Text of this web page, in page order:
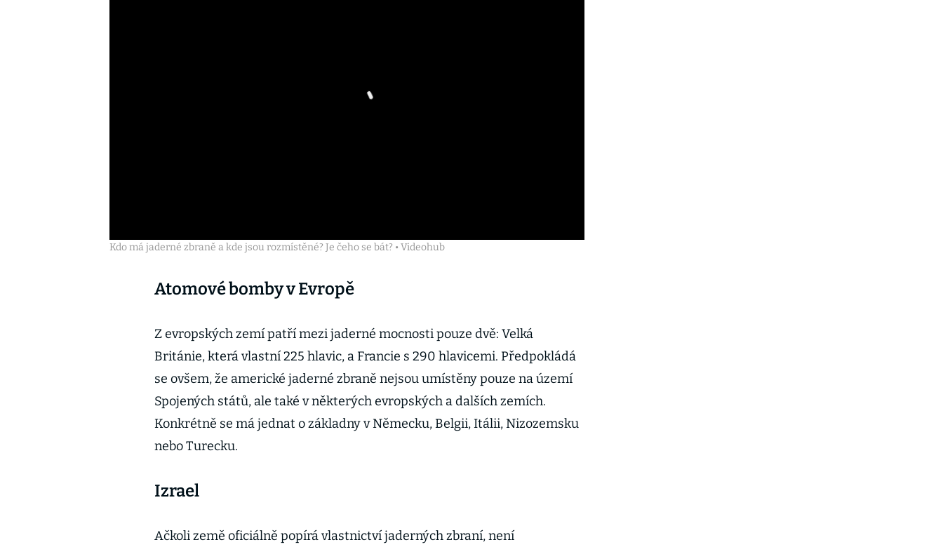
Kdo má jaderné zbraně a kde jsou rozmístěné? Je čeho se bát? • Videohub
Atomové bomby v Evropě
Z evropských zemí patří mezi jaderné mocnosti pouze dvě: Velká
Británie, která vlastní 225 hlavic, a Francie s 290 hlavicemi. Předpokládá
se ovšem, že americké jaderné zbraně nejsou umístěny pouze na území
Spojených států, ale také v některých evropských a dalších zemích.
Konkrétně se má jednat o základny v Německu, Belgii, Itálii, Nizozemsku
nebo Turecku.
Izrael
Ačkoli země oficiálně popírá vlastnictví jaderných zbraní, není